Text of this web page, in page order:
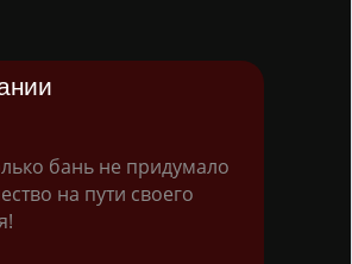
бань не придумало
на пути своего